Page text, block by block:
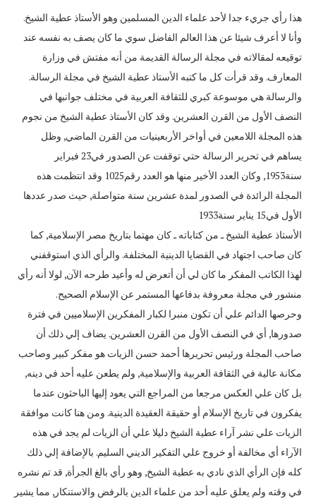
هذا رأي جريء جدا لأحد علماء الدين المسلمين وهو الأستاذ عطية الشيخ‏.‏
وأنا لا أعرف شيئا عن هذا العالم الفاضل سوي ما كان يصف به نفسه عند
توقيعه لمقالاته في مجلة الرسالة القديمة من أنه مفتش في وزارة
المعارف‏.‏ وقد قرأت كل ما كتبه الأستاذ عطية الشيخ في مجلة الرسالة‏.‏
والرسالة هي موسوعة كبري للثقافة العربية في مختلف جوانبها في
النصف الأول من القرن العشرين‏.‏ وقد كان الأستاذ عطية الشيخ من نجوم
هذه المجلة اللامعين في أواخر الأربعينيات من القرن الماضي‏,‏ وظل
يساهم في تحرير الرسالة حتي توقفت عن الصدور في‏23‏ فبراير
سنة‏1953,‏ وكان العدد الأخير منها هو العدد رقم‏1025‏ وقد انتظمت هذه
المجلة الرائدة في الصدور لمدة عشرين سنة متواصلة‏,‏ حيث صدر عددها
الأول في‏15‏ يناير سنة‏1933‏
الأستاذ عطية الشيخ ـ من كتاباته ـ كان مهتما بتاريخ مصر الإسلامية‏,‏ كما
كان صاحب اجتهاد في القضايا الدينية المختلفة‏.‏ والرأي الذي استوقفني
لهذا الكاتب المفكر ما كان لي أن أتعرض له وأعيد طرحه الآن‏,‏ لولا أنه رأي
منشور في مجلة معروفة بدفاعها المستمر عن الإسلام الصحيح‏.‏
وحرصها الدائم علي أن تكون منبرا لكبار المفكرين الإسلاميين في فترة
صدورها‏,‏ أي في النصف الأول من القرن العشرين‏.‏ يضاف إلي ذلك أن
صاحب المجلة ورئيس تحريرها أحمد حسن الزيات هو مفكر كبير وصاحب
مكانة عالية في الثقافة العربية والإسلامية‏,‏ ولم يطعن عليه أحد في دينه‏,‏
بل كان علي العكس مرجعا من المراجع التي يعود إليها الباحثون عندما
يفكرون في تاريخ الإسلام أو حقيقة العقيدة الدينية‏.‏ ومن هنا كانت موافقة
الزيات علي نشر آراء عطية الشيخ دليلا علي أن الزيات لم يجد في هذه
الآراء أي مخالفة أو خروج علي التفكير الديني السليم‏.‏ بالإضافة إلي ذلك
كله فإن الرأي الذي نادي به عطية الشيخ‏,‏ وهو رأي بالغ الجرأة‏,‏ قد تم نشره
في وقته ولم يعلق عليه أحد من علماء الدين بالرفض والاستنكار‏,‏ مما يشير